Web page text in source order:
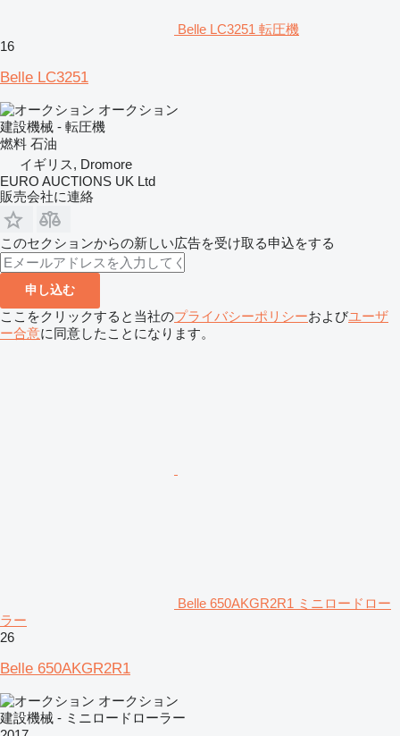
Belle LC3251 転圧機
16
Belle LC3251
オークション
建設機械 - 転圧機
燃料 石油
イギリス, Dromore
EURO AUCTIONS UK Ltd
販売会社に連絡
このセクションからの新しい広告を受け取る申込をする
申し込む
ここをクリックすると当社のプライバシーポリシーおよびユーザ
ー合意に同意したことになります。
Belle 650AKGR2R1 ミニロードロー
ラー
26
Belle 650AKGR2R1
オークション
建設機械 - ミニロードローラー